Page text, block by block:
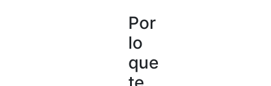
Por
lo
que